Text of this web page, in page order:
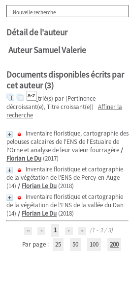
Nouvelle recherche
Détail de l'auteur
Auteur Samuel Valerie
Documents disponibles écrits par
cet auteur (3)
trié(s) par (Pertinence
décroissant(e), Titre croissant(e)) Affiner la
recherche
Inventaire floristique, cartographie des
pelouses calcaires de l'ENS de l'Estuaire de
l'Orne et analyse de leur valeur fourragère/
Florian Le Du (2017)
Inventaire floristique et cartographie
de la végétation de l'ENS de Percy-en-Auge
(14) / Florian Le Du (2018)
Inventaire floristique et cartographie
de la végétation de l'ENS de la vallée du Dan
(14) / Florian Le Du (2018)
1
(1 - 3 / 3)
Par page :
25 50 100 200